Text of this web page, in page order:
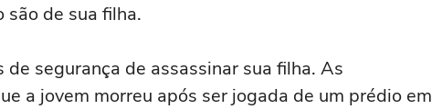
de sua filha.
segurança de assassinar sua filha. As
a jovem morreu após ser jogada de um prédio em